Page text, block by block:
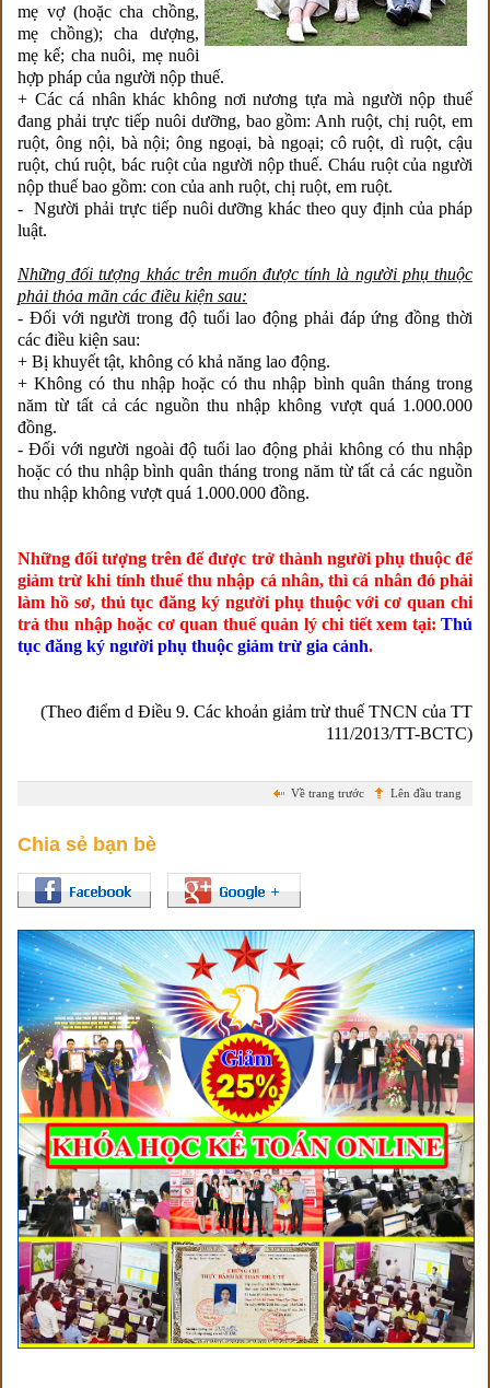
mẹ vợ (hoặc cha chồng,
mẹ chồng); cha dượng,
mẹ kế; cha nuôi, mẹ nuôi
hợp pháp của người nộp thuế.
+ Các cá nhân khác không nơi nương tựa mà người nộp thuế
đang phải trực tiếp nuôi dưỡng, bao gồm: Anh ruột, chị ruột, em
ruột, ông nội, bà nội; ông ngoại, bà ngoại; cô ruột, dì ruột, cậu
ruột, chú ruột, bác ruột của người nộp thuế. Cháu ruột của người
nộp thuế bao gồm: con của anh ruột, chị ruột, em ruột.
- Người phải trực tiếp nuôi dưỡng khác theo quy định của pháp
luật.
Những đối tượng khác trên muốn được tính là người phụ thuộc
phải thỏa mãn các điều kiện sau:
- Đối với người trong độ tuổi lao động phải đáp ứng đồng thời
các điều kiện sau:
+ Bị khuyết tật, không có khả năng lao động.
+ Không có thu nhập hoặc có thu nhập bình quân tháng trong
năm từ tất cả các nguồn thu nhập không vượt quá 1.000.000
đồng.
- Đối với người ngoài độ tuổi lao động phải không có thu nhập
hoặc có thu nhập bình quân tháng trong năm từ tất cả các nguồn
thu nhập không vượt quá 1.000.000 đồng.
Những đối tượng trên để được trở thành người phụ thuộc để
giảm trừ khi tính thuế thu nhập cá nhân, thì cá nhân đó phải
làm hồ sơ, thủ tục đăng ký người phụ thuộc với cơ quan chi
trả thu nhập hoặc cơ quan thuế quản lý chi tiết xem tại: Thủ
tục đăng ký người phụ thuộc giảm trừ gia cảnh.
(Theo điểm d Điều 9. Các khoản giảm trừ thuế TNCN của TT
111/2013/TT-BCTC)
Lên đầu trang
Về trang trước
Chia sẻ bạn bè